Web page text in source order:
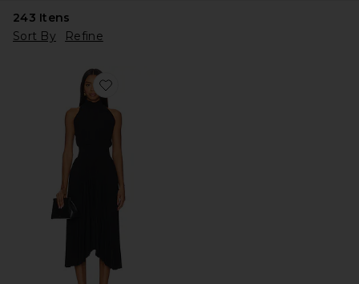
243 Itens
Sort By
Refine
Favorite Renzo Dress